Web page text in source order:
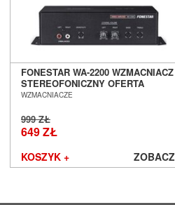
EarMen
Elipson
Epson
Erzetich
Esoteric Audio
Euromet
EverSolo
Ferrum
FONESTAR WA-2200 WZMACNIACZ
STEREOFONICZNY OFERTA
OUTLET SALON POZNAŃ
WZMACNIACZE
999 ZŁ
649 ZŁ
KOSZYK + ZOBACZ